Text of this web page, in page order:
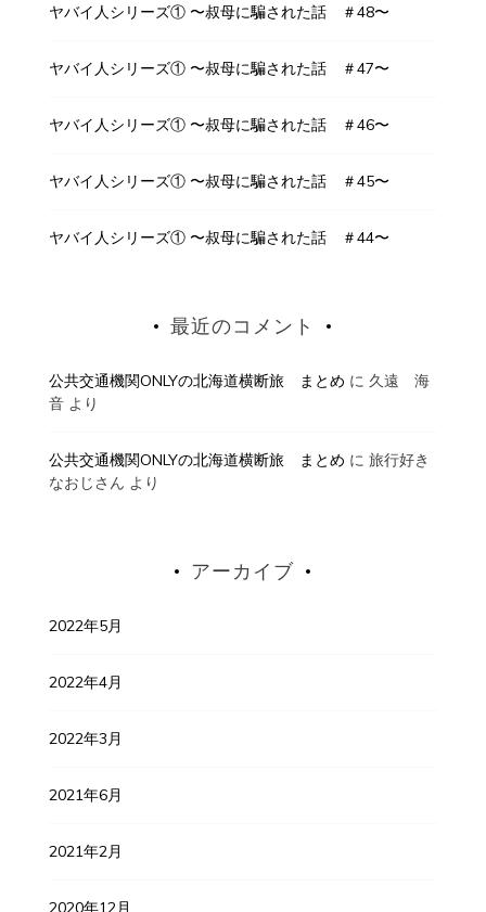
ヤバイ人シリーズ① 〜叔母に騙された話 ＃48〜
ヤバイ人シリーズ① 〜叔母に騙された話 ＃47〜
ヤバイ人シリーズ① 〜叔母に騙された話 ＃46〜
ヤバイ人シリーズ① 〜叔母に騙された話 ＃45〜
ヤバイ人シリーズ① 〜叔母に騙された話 ＃44〜
最近のコメント
公共交通機関ONLYの北海道横断旅 まとめ に 久遠 海
音より
公共交通機関ONLYの北海道横断旅 まとめ に 旅行好き
なおじさん より
アーカイブ
2022年5月
2022年4月
2022年3月
2021年6月
2021年2月
2020年12月